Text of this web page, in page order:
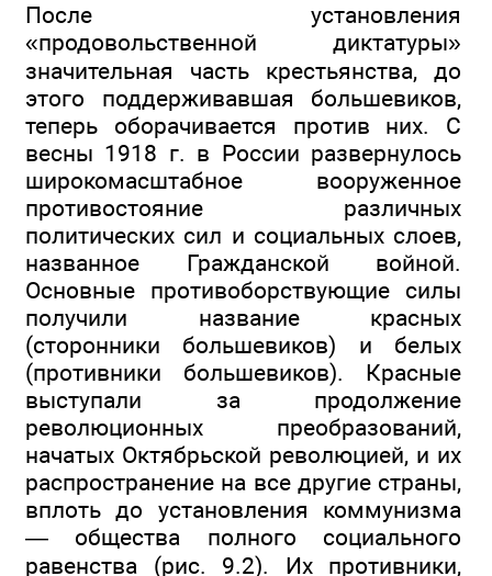
После установления
«продовольственной диктатуры»
значительная часть крестьянства, до
этого поддерживавшая большевиков,
теперь оборачивается против них. С
весны 1918 г. в России развернулось
широкомасштабное вооруженное
противостояние различных
политических сил и социальных слоев,
названное Гражданской войной.
Основные противоборствующие силы
получили название красных
(сторонники большевиков) и белых
(противники большевиков). Красные
выступали за продолжение
революционных преобразований,
начатых Октябрьской революцией, и их
распространение на все другие страны,
вплоть до установления коммунизма
— общества полного социального
равенства (рис. 9.2). Их противники,